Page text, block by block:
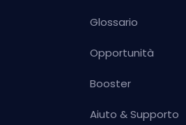
Glossario
Opportunità
Booster
Aiuto & Supporto